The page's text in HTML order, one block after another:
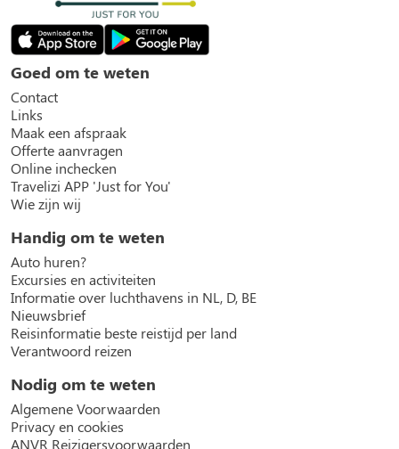
Goed om te weten
Contact
Links
Maak een afspraak
Offerte aanvragen
Online inchecken
Travelizi APP 'Just for You'
Wie zijn wij
Handig om te weten
Auto huren?
Excursies en activiteiten
Informatie over luchthavens in NL, D, BE
Nieuwsbrief
Reisinformatie beste reistijd per land
Verantwoord reizen
Nodig om te weten
Algemene Voorwaarden
Privacy en cookies
ANVR Reizigersvoorwaarden